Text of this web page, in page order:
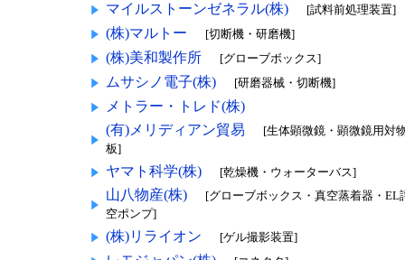
マイルストーンゼネラル(株) [試料前処理装置]
(株)マルトー [切断機・研磨機]
(株)美和製作所 [グローブボックス]
ムサシノ電子(株) [研磨器械・切断機]
メトラー・トレド(株)
(有)メリディアン貿易
[生体顕微鏡・顕微鏡用対
板]
ヤマト科学(株) [乾燥機・ウォーターバス]
山八物産(株)
[グローブボックス・真空蒸着器・
空ポンプ]
(株)リライオン [ゲル撮影装置]